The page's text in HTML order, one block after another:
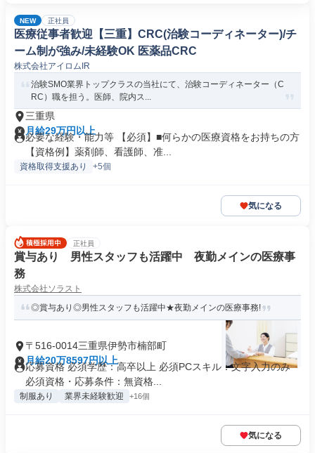
NEW 正社員
医療従事者歓迎【三重】CRC(治験コーディネーター)/チ
ーム制が強み/未経験OK 医薬品CRC
株式会社アイロムIR
治験SMO業界トップクラスの当社にて、治験コーディネーター（C
RC）職を担う。医師、院内ス...
三重県
月給29万円以上
必要な経験・能力等 【必須】■何らかの医療資格をお持ちの方
【資格例】薬剤師、看護師、准...
資格取得支援あり +5個
気になる
正社員
賞与あり 男性スタッフも活躍中 夜勤メインの医療事
務
株式会社ソラスト
◎賞与あり◎男性スタッフも活躍中★夜勤メインの医療事務!
〒516-0014三重県伊勢市楠部町
月給20万8597円以上
応募資格 必須学歴：高卒以上 必須PCスキル：文字入力のみ
必須資格・応募条件：無資格...
制服あり 業界未経験歓迎 +16個
気になる